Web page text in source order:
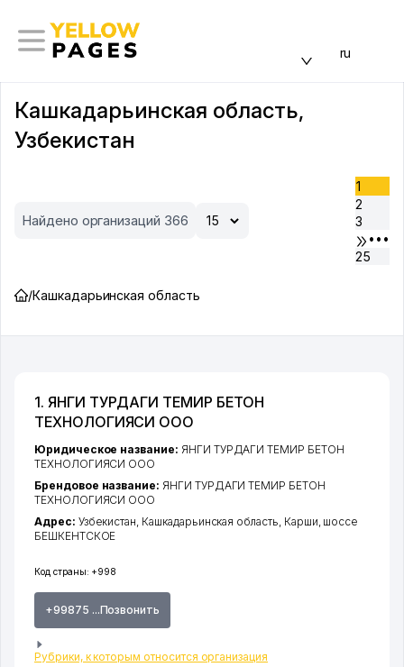
ru
Кашкадарьинская область,
Узбекистан
Найдено организаций 366
1
2
3
•••
25
/Кашкадарьинская область
1. ЯНГИ ТУРДАГИ ТЕМИР БЕТОН
ТЕХНОЛОГИЯСИ ООО
Код страны: +998
+99875 ...Позвонить
Рубрики, к которым относится организация
Юридическое название: ЯНГИ ТУРДАГИ ТЕМИР БЕТОН
ТЕХНОЛОГИЯСИ ООО
Брендовое название: ЯНГИ ТУРДАГИ ТЕМИР БЕТОН
ТЕХНОЛОГИЯСИ ООО
Адрес: Узбекистан, Кашкадарьинская область Карши шоссе
БЕШКЕНТСКОЕ